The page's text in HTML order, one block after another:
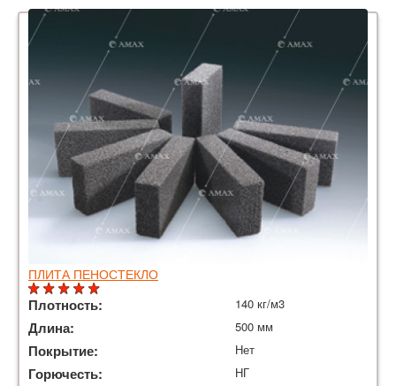
ПЛИТА ПЕНОСТЕКЛО
Плотность: 140 кг/м3
Длина: 500 мм
Покрытие: Нет
Горючесть: НГ